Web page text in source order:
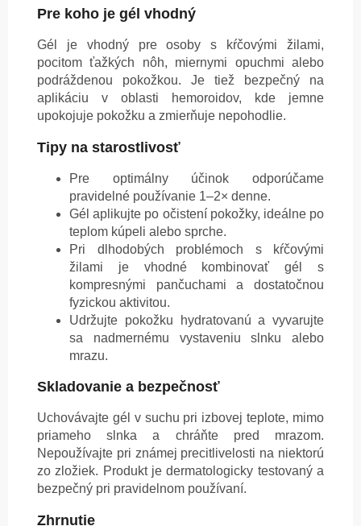
Pre koho je gél vhodný
Gél je vhodný pre osoby s kŕčovými žilami,
pocitom ťažkých nôh, miernymi opuchmi alebo
podráždenou pokožkou. Je tiež bezpečný na
aplikáciu v oblasti hemoroidov, kde jemne
upokojuje pokožku a zmierňuje nepohodlie.
Tipy na starostlivosť
Pre optimálny účinok odporúčame
pravidelné používanie 1–2× denne.
Gél aplikujte po očistení pokožky, ideálne po
teplom kúpeli alebo sprche.
Pri dlhodobých problémoch s kŕčovými
žilami je vhodné kombinovať gél s
kompresnými pančuchami a dostatočnou
fyzickou aktivitou.
Udržujte pokožku hydratovanú a vyvarujte
sa nadmernému vystaveniu slnku alebo
mrazu.
Skladovanie a bezpečnosť
Uchovávajte gél v suchu pri izbovej teplote, mimo
priameho slnka a chráňte pred mrazom.
Nepoužívajte pri známej precitlivelosti na niektorú
zo zložiek. Produkt je dermatologicky testovaný a
bezpečný pri pravidelnom používaní.
Zhrnutie